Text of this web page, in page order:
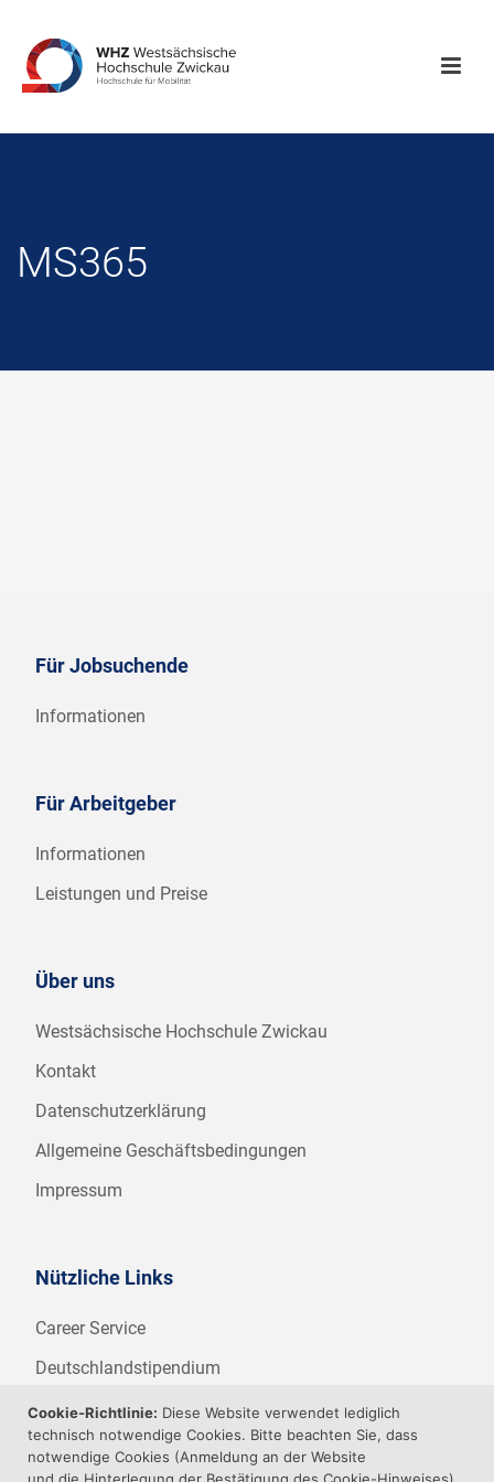
MS365
Für Jobsuchende
Informationen
Für Arbeitgeber
Informationen
Leistungen und Preise
Über uns
Westsächsische Hochschule Zwickau
Kontakt
Datenschutzerklärung
Allgemeine Geschäftsbedingungen
Impressum
Nützliche Links
Career Service
Deutschlandstipendium
WHZ Firmenstipendium
Weitere Angebote der WHZ
Cookie-Richtlinie: Diese Website verwendet lediglich
technisch notwendige Cookies. Bitte beachten Sie, dass
notwendige Cookies (Anmeldung an der Website